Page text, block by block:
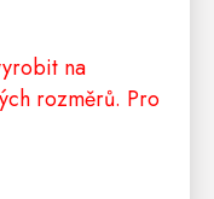
na
rozměrů. Pro